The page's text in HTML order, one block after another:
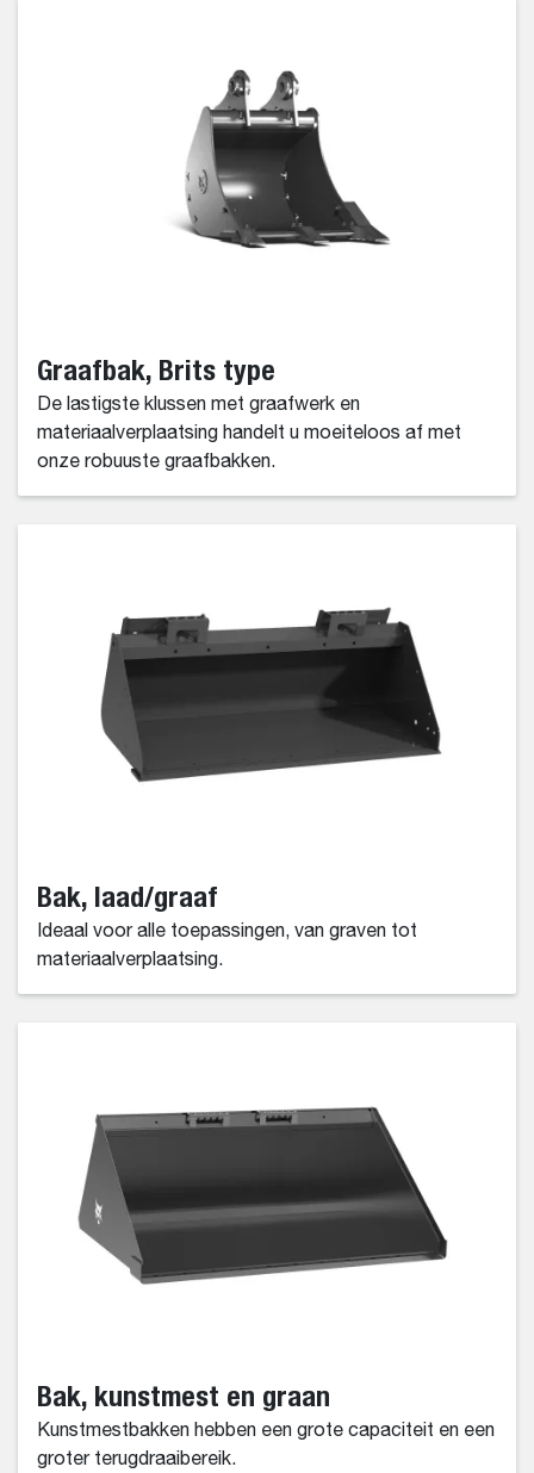
Graafbak, Brits type
De lastigste klussen met graafwerk en
materiaalverplaatsing handelt u moeiteloos af met
onze robuuste graafbakken.
Bak, laad/graaf
Ideaal voor alle toepassingen, van graven tot
materiaalverplaatsing.
Bak, kunstmest en graan
Kunstmestbakken hebben een grote capaciteit en een
groter terugdraaibereik.